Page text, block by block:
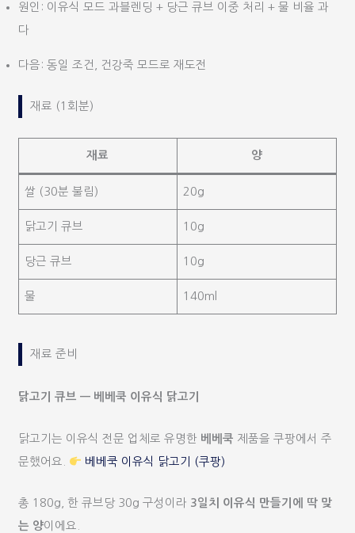
원인: 이유식 모드 과블렌딩 + 당근 큐브 이중 처리 + 물 비율 과
다
다음: 동일 조건, 건강죽 모드로 재도전
재료 (1회분)
재료 양
쌀 (30분 불림) 20g
닭고기 큐브 10g
당근 큐브 10g
물 140ml
재료 준비
닭고기 큐브 — 베베쿡 이유식 닭고기
닭고기는 이유식 전문 업체로 유명한 베베쿡 제품을 쿠팡에서 주
문했어요. 베베쿡 이유식 닭고기 (쿠팡)
총 180g, 한 큐브당 30g 구성이라 3일치 이유식 만들기에 딱 맞
는 양이에요.